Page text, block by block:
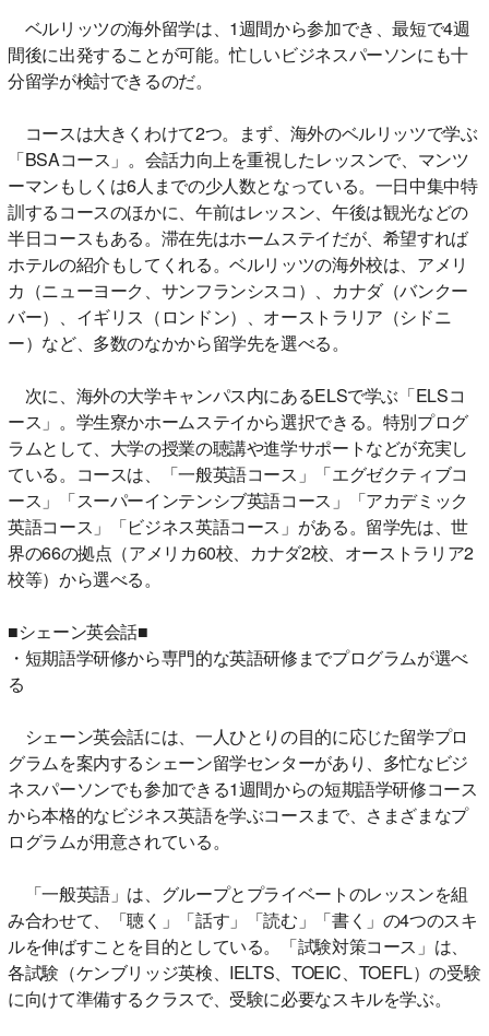
ベルリッツの海外留学は、1週間から参加でき、最短で4週
間後に出発することが可能。忙しいビジネスパーソンにも十
分留学が検討できるのだ。
コースは大きくわけて2つ。まず、海外のベルリッツで学ぶ
「BSAコース」。会話力向上を重視したレッスンで、マンツ
ーマンもしくは6人までの少人数となっている。一日中集中特
訓するコースのほかに、午前はレッスン、午後は観光などの
半日コースもある。滞在先はホームステイだが、希望すれば
ホテルの紹介もしてくれる。ベルリッツの海外校は、アメリ
カ（ニューヨーク、サンフランシスコ）、カナダ（バンクー
バー）、イギリス（ロンドン）、オーストラリア（シドニ
ー）など、多数のなかから留学先を選べる。
次に、海外の大学キャンパス内にあるELSで学ぶ「ELSコ
ース」。学生寮かホームステイから選択できる。特別プログ
ラムとして、大学の授業の聴講や進学サポートなどが充実し
ている。コースは、「一般英語コース」「エグゼクティブコ
ース」「スーパーインテンシブ英語コース」「アカデミック
英語コース」「ビジネス英語コース」がある。留学先は、世
界の66の拠点（アメリカ60校、カナダ2校、オーストラリア2
校等）から選べる。
■シェーン英会話■
・短期語学研修から専門的な英語研修までプログラムが選べ
る
シェーン英会話には、一人ひとりの目的に応じた留学プロ
グラムを案内するシェーン留学センターがあり、多忙なビジ
ネスパーソンでも参加できる1週間からの短期語学研修コース
から本格的なビジネス英語を学ぶコースまで、さまざまなプ
ログラムが用意されている。
「一般英語」は、グループとプライベートのレッスンを組
み合わせて、「聴く」「話す」「読む」「書く」の4つのスキ
ルを伸ばすことを目的としている。「試験対策コース」は、
各試験（ケンブリッジ英検、IELTS、TOEIC、TOEFL）の受験
に向けて準備するクラスで、受験に必要なスキルを学ぶ。